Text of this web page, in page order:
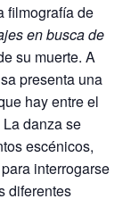
filmografía de
en busca de
su muerte. A
presenta una
hay entre el
danza se
escénicos,
interrogarse
diferentes